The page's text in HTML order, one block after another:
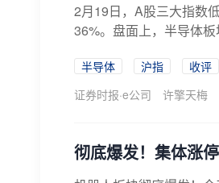
2月19日，A股三大指数
36%。盘面上，半导体
半导体 沪指
收评
证券时报·e公司
许擎天梅
彻底爆发！集体涨停